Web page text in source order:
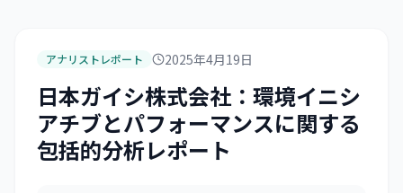
アナリストレポート 2025年4月19日
日本ガイシ株式会社：環境イニシ
アチブとパフォーマンスに関する
包括的分析レポート